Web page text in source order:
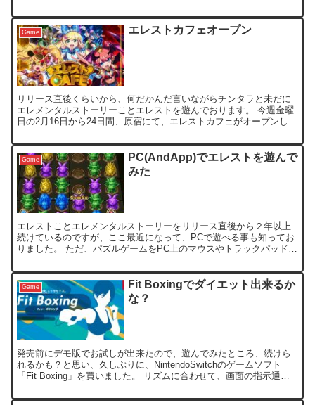
Game エレストカフェオープン
リリース直後くらいから、何だかんだ言いながらチンタラと未だに
エレメンタルストーリーことエレストを遊んでおります。 今週金曜
日の2月16日から24日間、原宿にて、エレストカフェがオープンし、
Game
PC(AndApp)でエレストを遊んで
みた
エレストことエレメンタルストーリーをリリース直後から２年以上
続けているのですが、ここ最近になって、PCで遊べる事も知ってお
りました。 ただ、パズルゲームをPC上のマウスやトラックパッドで
Game
Fit Boxingでダイエット出来るか
な？
発売前にデモ版でお試しが出来たので、遊んでみたところ、続けら
れるかも？と思い、久しぶりに、NintendoSwitchのゲームソフト
「Fit Boxing」を買いました。 リズムに合わせて、画面の指示通り